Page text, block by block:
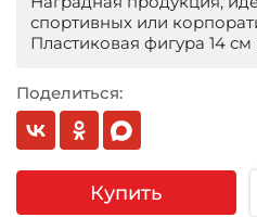
спортивных или
Пластиковая фигура 14
Поделиться:
Купить